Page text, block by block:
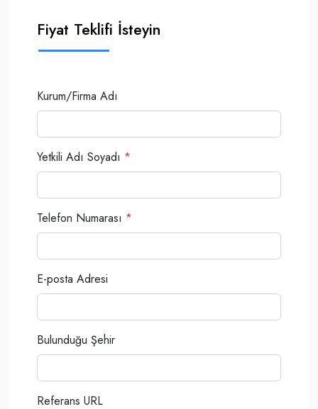
Fiyat Teklifi İsteyin
Kurum/Firma Adı
Yetkili Adı Soyadı *
Telefon Numarası *
E-posta Adresi
Bulunduğu Şehir
Referans URL